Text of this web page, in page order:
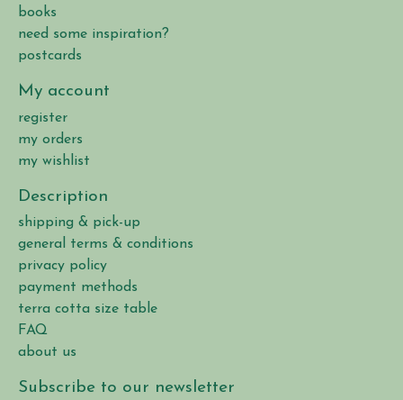
books
need some inspiration?
postcards
My account
register
my orders
my wishlist
Description
shipping & pick-up
general terms & conditions
privacy policy
payment methods
terra cotta size table
FAQ
about us
Subscribe to our newsletter